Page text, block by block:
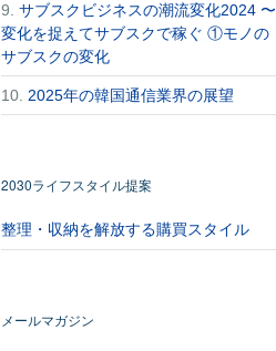
9. サブスクビジネスの潮流変化2024 〜
変化を捉えてサブスクで稼ぐ ①モノの
サブスクの変化
10. 2025年の韓国通信業界の展望
2030ライフスタイル提案
整理・収納を解放する購買スタイル
メールマガジン